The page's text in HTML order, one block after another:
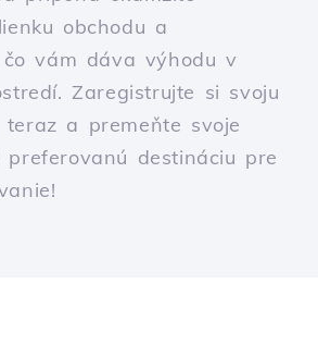
obchodu a
čo vám dáva výhodu v
Zaregistrujte si svoju
teraz a premeňte svoje
destináciu pre